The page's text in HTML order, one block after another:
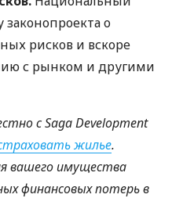
законопроекта о
рисков и вскоре
с рынком и другими
с Saga Development
жилье.
вашего имущества
финансовых потерь в